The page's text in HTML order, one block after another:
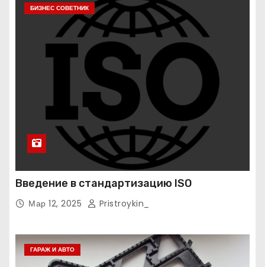
БИЗНЕС СОВЕТНИК
Введение в стандартизацию ISO
Мар 12, 2025 Pristroykin_
ГАРАЖ И АВТО